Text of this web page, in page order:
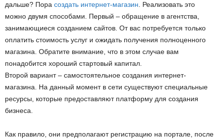
дальше? Пора создать интернет-магазин . Реализовать это
можно двумя способами. Первый – обращение в агентства,
занимающиеся созданием сайтов. От вас потребуется только
оплатить стоимость услуг и ожидать получения полноценного
магазина. Обратите внимание, что в этом случае вам
понадобится хороший стартовый капитал.
Второй вариант – самостоятельное создания интернет-
магазина. На данный момент в сети существуют специальные
ресурсы, которые предоставляют платформу для создания
бизнеса.
Как правило, они предполагают регистрацию на портале, после